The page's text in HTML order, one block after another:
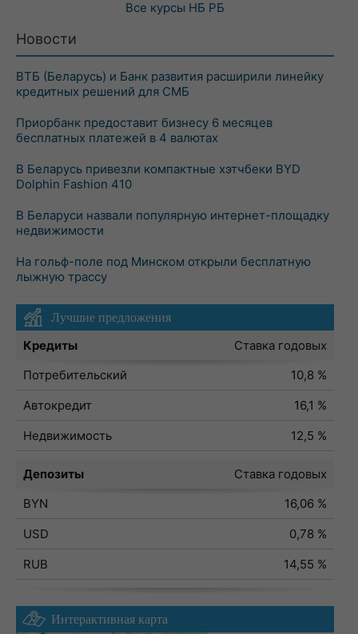
Все курсы НБ РБ
Новости
ВТБ (Беларусь) и Банк развития расширили линейку
кредитных решений для СМБ
Приорбанк предоставит бизнесу 6 месяцев
бесплатных платежей в 4 валютах
В Беларусь привезли компактные хэтчбеки BYD
Dolphin Fashion 410
В Беларуси назвали популярную интернет-площадку
недвижимости
На гольф-поле под Минском открыли бесплатную
лыжную трассу
Лучшие предложения
Кредиты
Ставка годовых
Потребительский
10,8 %
Автокредит
16,1 %
Недвижимость
12,5 %
Депозиты
Ставка годовых
BYN
16,06 %
USD
0,78 %
RUB
14,55 %
Интерактивная карта